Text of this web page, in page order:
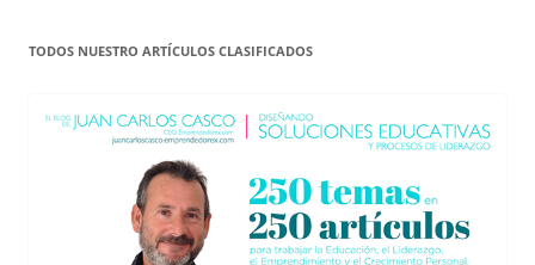
TODOS NUESTRO ARTÍCULOS CLASIFICADOS